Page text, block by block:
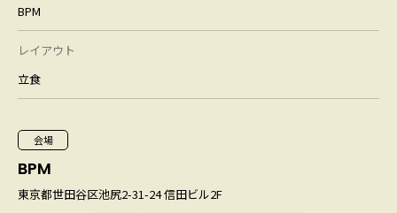
BPM
レイアウト
立食
会場
BPM
東京都世田谷区池尻2-31-24 信田ビル2F